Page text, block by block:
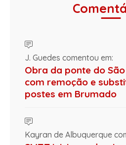
J. Guedes comentou em:
Obra da ponte do
com remoção e
postes em Brumado
Kayran de Albuquerque